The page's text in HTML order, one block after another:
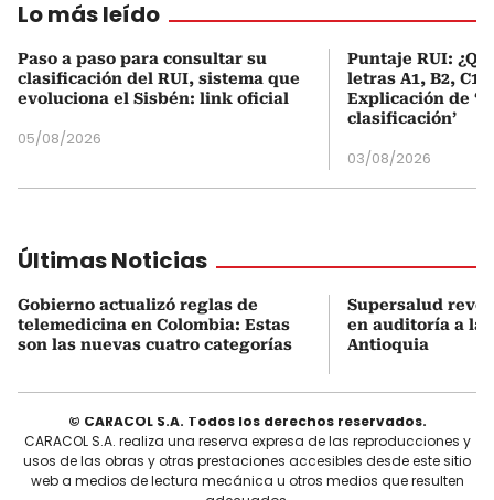
Lo más leído
Paso a paso para consultar su
clasificación del RUI, sistema que
evoluciona el Sisbén: link oficial
05/08/2026
Puntaje RUI:
letras A1, B2, C1
Explicación de
clasificación’
03/08/2026
Últimas Noticias
Gobierno actualizó reglas de
telemedicina en Colombia: Estas
son las nuevas cuatro categorías
Supersalud
en auditoría a la
Antioquia
© CARACOL S.A. Todos los derechos reservados.
CARACOL S.A. realiza una reserva expresa de las reproducciones y
usos de las obras y otras prestaciones accesibles desde este sitio
web a medios de lectura mecánica u otros medios que resulten